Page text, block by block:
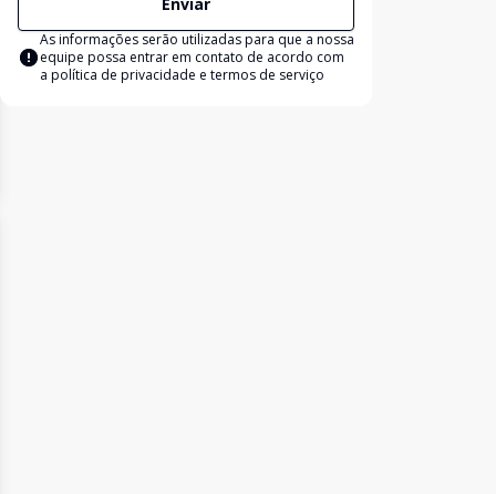
As informações serão utilizadas para que a nossa
equipe possa entrar em contato de acordo com
a política de privacidade e termos de serviço